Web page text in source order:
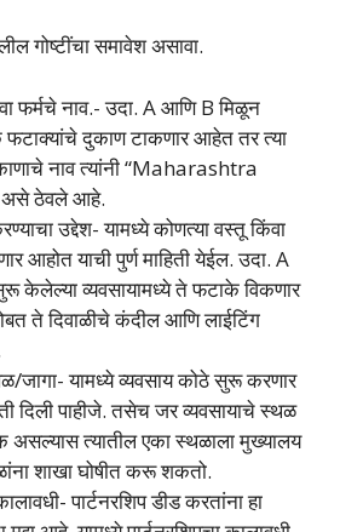
गोष्टींचा समावेश असावा.
फर्मचे नाव.- उदा. A आणि B मिळून
फटाक्यांचे दुकाण टाकणार आहेत तर त्या
नाव त्यांनी “Maharashtra
ठेवले आहे.
उद्देश- यामध्ये कोणत्या वस्तू किंवा
आहोत याची पुर्ण माहिती येईल. उदा. A
केलेल्या व्यवसायामध्ये ते फटाके विकणार
ते दिवाळीचे कंदील आणि लाईटिंग
जागा- यामध्ये व्यवसाय कोठे सुरू करणार
दिली पाहीजे. तसेच जर व्यवसायाचे स्थळ
असल्यास त्यातील एका स्थळाला मुख्यालय
शाखा घोषीत करू शकतो.
पार्टनरशिप डीड करतांना हा